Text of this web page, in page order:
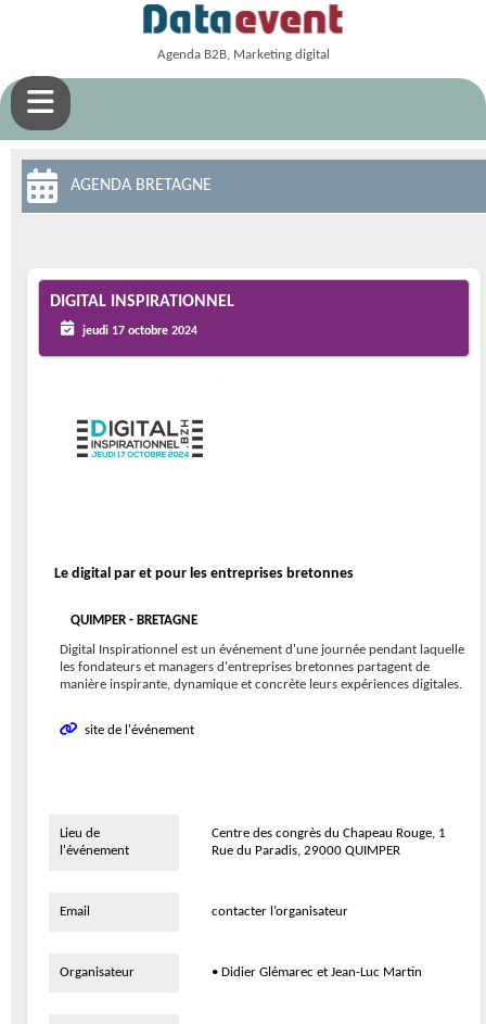
Agenda B2B, Marketing digital
AGENDA BRETAGNE
DIGITAL INSPIRATIONNEL
jeudi 17 octobre 2024
Le digital par et pour les entreprises bretonnes
QUIMPER - BRETAGNE
Digital Inspirationnel est un événement d'une journée pendant laquelle
les fondateurs et managers d'entreprises bretonnes partagent de
manière inspirante, dynamique et concrète leurs expériences digitales.
site de l'événement
Lieu de
l'événement
Centre des congrès du Chapeau Rouge, 1
Rue du Paradis, 29000 QUIMPER
Email contacter l’organisateur
Organisateur • Didier Glémarec et Jean-Luc Martin